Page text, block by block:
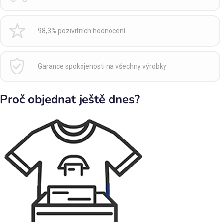
98,3% pozivitních hodnocení
Garance spokojenosti na všechny výrobky
Proč objednat ještě dnes?